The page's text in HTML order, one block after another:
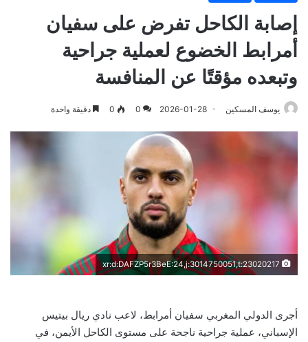
إصابة الكاحل تفرض على سفيان
أمرابط الخضوع لعملية جراحية
وتبعده مؤقتًا عن المنافسة
يوسف المسكين 2026-01-28
0
0 دقيقة واحدة
أجرى الدولي المغربي سفيان أمرابط، لاعب نادي ريال بيتيس
الإسباني، عملية جراحية ناجحة على مستوى الكاحل الأيمن، في